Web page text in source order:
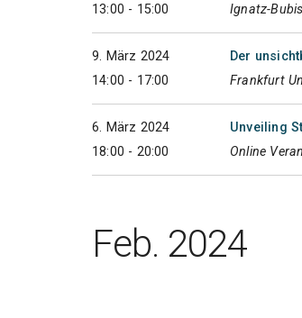
13:00 - 15:00
Ignatz-
9. März 2024
14:00 - 17:00
Der
Frankfurt
6. März 2024
18:00 - 20:00
Unveiling
Online
Feb. 2024